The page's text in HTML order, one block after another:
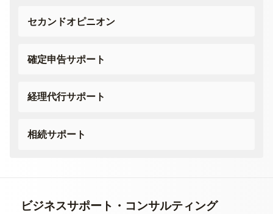
セカンドオピニオン
確定申告サポート
経理代行サポート
相続サポート
ビジネスサポート・ コンサルティング